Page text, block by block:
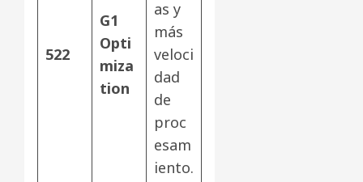
522
G1
Opti
miza
tion
as y
más
veloci
dad
de
proc
esam
iento.